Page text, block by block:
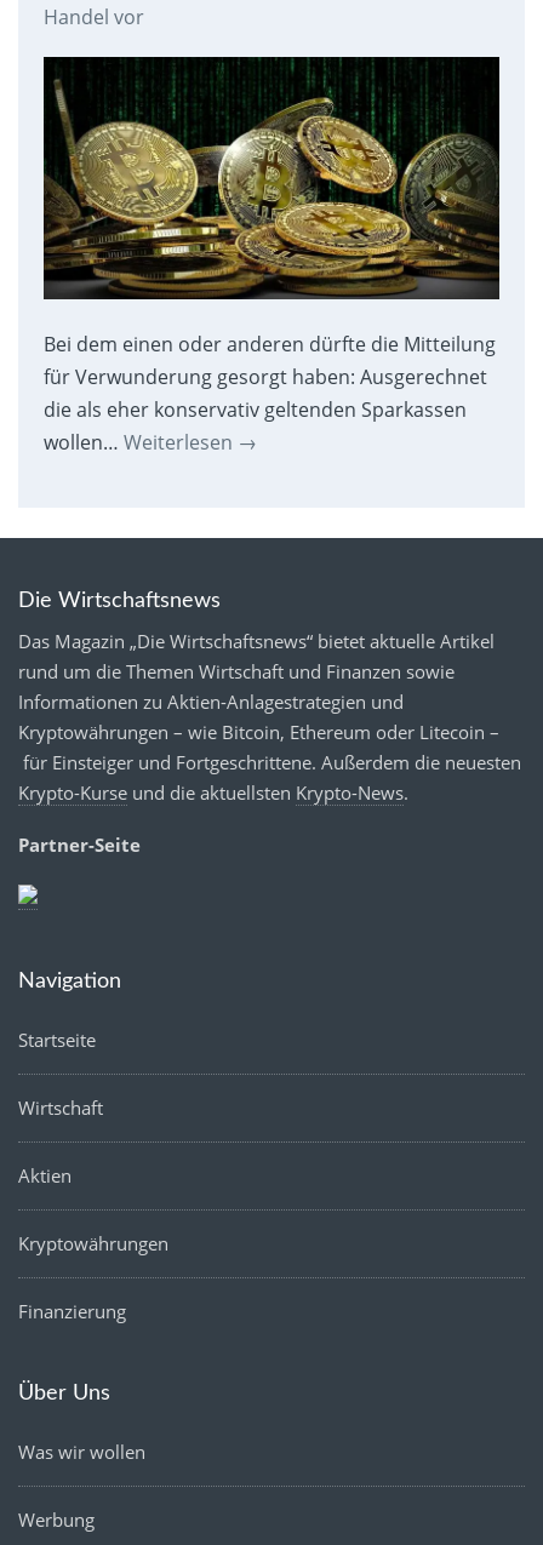
Handel vor
Bei dem einen oder anderen dürfte die Mitteilung
für Verwunderung gesorgt haben: Ausgerechnet
die als eher konservativ geltenden Sparkassen
wollen… Weiterlesen →
Die Wirtschaftsnews
Das Magazin „Die Wirtschaftsnews“ bietet aktuelle Artikel
rund um die Themen Wirtschaft und Finanzen sowie
Informationen zu Aktien-Anlagestrategien und
Kryptowährungen – wie Bitcoin, Ethereum oder Litecoin –
für Einsteiger und Fortgeschrittene. Außerdem die neuesten
Krypto-Kurse und die aktuellsten Krypto-News.
Partner-Seite
Navigation
Startseite
Wirtschaft
Aktien
Kryptowährungen
Finanzierung
Über Uns
Was wir wollen
Werbung